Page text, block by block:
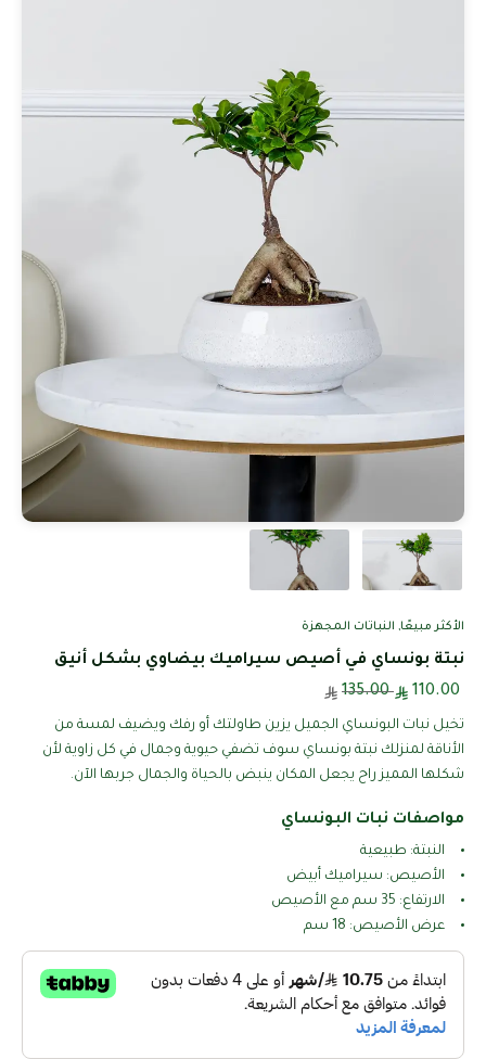
الأكثر مبيعًا, النباتات المجهزة
نبتة بونساي في أصيص سيراميك بيضاوي بشكل أنيق
135.00
تخيل نبات البونساي الجميل يزين طاولتك أو رفك ويضيف لمسة من
الأناقة لمنزلك نبتة بونساي سوف تضفي حيوية وجمال في كل زاوية لأن
شكلها المميز راح يجعل المكان ينبض بالحياة والجمال جربها الآن.
مواصفات نبات البونساي
النبتة: طبيعية
الأصيص: سيراميك أبيض
الارتفاع: 35 سم مع الأصيص
عرض الأصيص: 18 سم